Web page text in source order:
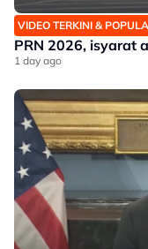
VIDEO TERKINI &
PRN 2026, isyarat
1 day ago